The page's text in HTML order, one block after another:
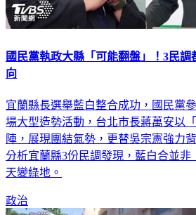
國民黨執政大縣「可能翻盤」！3民
向
宜蘭縣長選舉藍白整合成功，國民黨
場大型造勢活動，台北市長蔣萬安以
陣，展現團結氣勢，更替吳宗憲強力
分析宜蘭縣3份民調發現，藍白合並非
天變綠地。
政治